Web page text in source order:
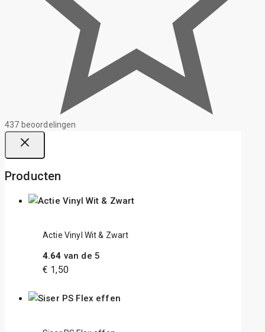
437 beoordelingen
Producten
Actie Vinyl Wit & Zwart
4.64 van de 5
€ 1,50